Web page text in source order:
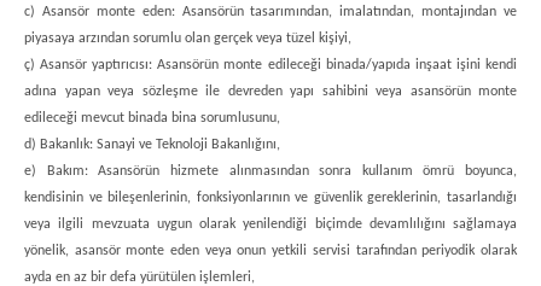
c) Asansör monte eden: Asansörün tasarımından, imalatından, montajından ve
piyasaya arzından sorumlu olan gerçek veya tüzel kişiyi,
ç) Asansör yaptırıcısı: Asansörün monte edileceği binada/yapıda inşaat işini kendi
adına yapan veya sözleşme ile devreden yapı sahibini veya asansörün monte
edileceği mevcut binada bina sorumlusunu,
d) Bakanlık: Sanayi ve Teknoloji Bakanlığını,
e) Bakım: Asansörün hizmete alınmasından sonra kullanım ömrü boyunca,
kendisinin ve bileşenlerinin, fonksiyonlarının ve güvenlik gereklerinin, tasarlandığı
veya ilgili mevzuata uygun olarak yenilendiği biçimde devamlılığını sağlamaya
yönelik, asansör monte eden veya onun yetkili servisi tarafından periyodik olarak
ayda en az bir defa yürütülen işlemleri,